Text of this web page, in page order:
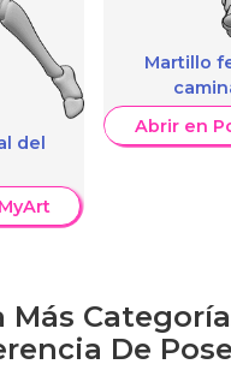
del
Martillo
Abrir en
Más
De